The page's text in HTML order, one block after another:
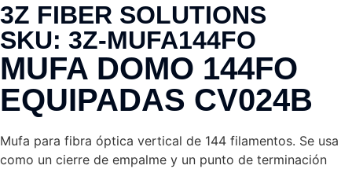
3Z FIBER SOLUTIONS
SKU: 3Z-MUFA144FO
MUFA DOMO 144FO
EQUIPADAS CV024B
Mufa para fibra óptica vertical de 144 filamentos. Se usa
como un cierre de empalme y un punto de terminación